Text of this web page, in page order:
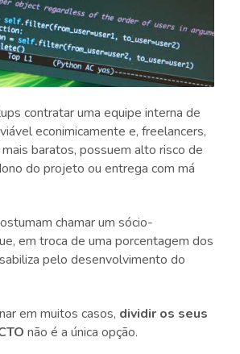
contratar uma equipe interna de
econimicamente e, freelancers,
baratos, possuem alto risco de
do projeto ou entrega com má
chamar um sócio-
em troca de uma porcentagem dos
pelo desenvolvimento do
em muitos casos, dividir os seus
não é a única opção.